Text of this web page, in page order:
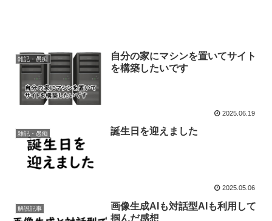
雑記・愚痴
自分の家にマシンを置いてサイト
を構築したいです
2025.06.19
雑記・愚痴 誕生日を迎えました
2025.05.06
解説記事
画像生成AIも対話型AIも利用して
掴んだ感想